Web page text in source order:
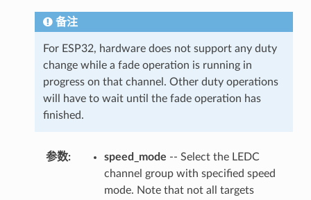
备注
For ESP32, hardware does not support any duty
change while a fade operation is running in
progress on that channel. Other duty operations
will have to wait until the fade operation has
finished.
参数 speed_mode -- Select the LEDC
channel group with specified speed
mode. Note that not all targets